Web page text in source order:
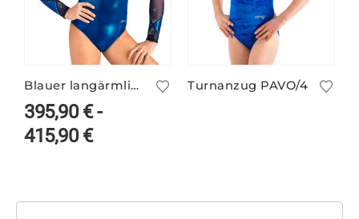
Blauer langärmliger Turnanzug VALERIE/1 mit Farbverlauf
395,90€-
415,90€
Turnanzug PAVO/4